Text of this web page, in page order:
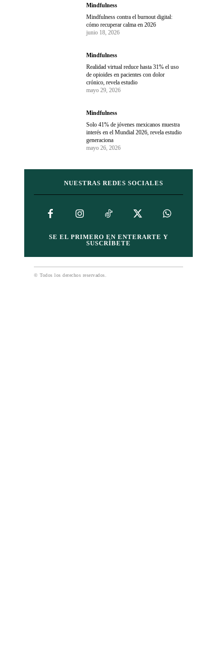
Mindfulness
Mindfulness contra el burnout digital:
cómo recuperar calma en 2026
junio 18, 2026
Mindfulness
Realidad virtual reduce hasta 31% el uso
de opioides en pacientes con dolor
crónico, revela estudio
mayo 29, 2026
Mindfulness
Solo 41% de jóvenes mexicanos muestra
interés en el Mundial 2026, revela estudio
generaciona
mayo 26, 2026
NUESTRAS REDES SOCIALES
SE EL PRIMERO EN ENTERARTE Y
SUSCRÍBETE
© Todos los derechos reservados.